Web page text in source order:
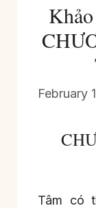
February
Tâm có